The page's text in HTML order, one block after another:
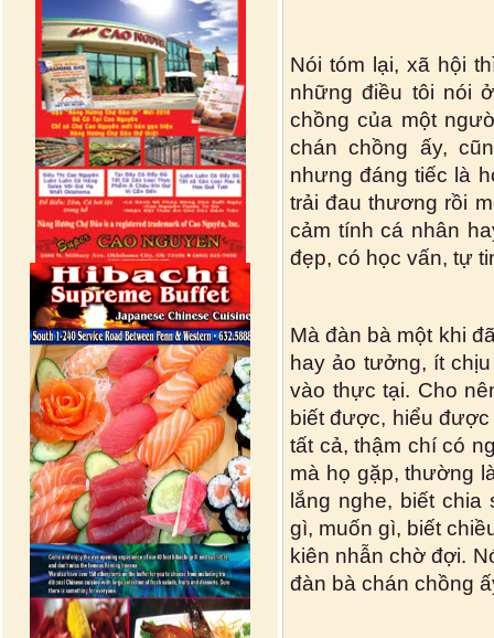
Nói tóm lại, xã hội
những điều tôi nói
chồng của một
chán chồng ấy,
nhưng đáng tiếc là
trải đau thương rồi
cảm tính cá nhân
đẹp, có học vấn, tự
Mà đàn bà một khi
hay ảo tưởng, ít
vào thực tại. Cho
biết được, hiểu
tất cả, thậm chí có
mà họ gặp, thường
lắng nghe, biết
gì, muốn gì, biết
kiên nhẫn chờ đợi.
đàn bà chán chồng